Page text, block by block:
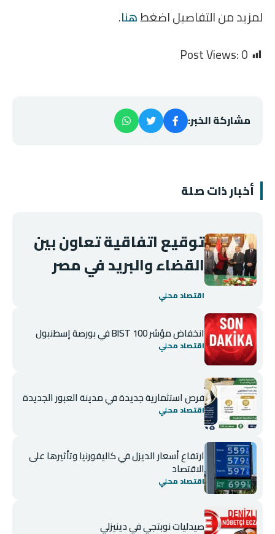
لمزيد من التفاصيل اضغطهنا.
Post Views:0
مشاركة الخبر:
أخبار ذات صلة
توقيع اتفاقية تعاون بين
القضاء والبريد في مصر
اقتصاد محلي
انخفاض مؤشر BIST 100 في بورصة إسطنبول
اقتصاد محلي
فرص استثمارية جديدة في مدينة العبور الجديدة
اقتصاد محلي
ارتفاع أسعار الديزل في كاليفورنيا وتأثيرها على
الاقتصاد
اقتصاد محلي
صيدليات نوبتجي في دينيزلي